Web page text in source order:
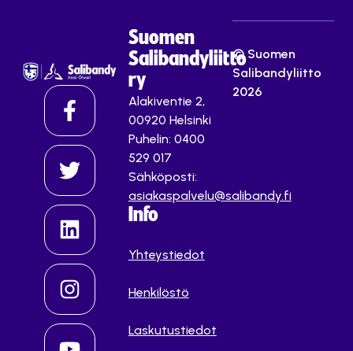
Suomen
Salibandyliitto
ry
Alakiventie 2,
00920 Helsinki
Puhelin: 0400
529 017
Sähköposti:
asiakaspalvelu@salibandy.fi
Info
Yhteystiedot
Henkilöstö
Laskutustiedot
© Suomen
Salibandyliitto
2026